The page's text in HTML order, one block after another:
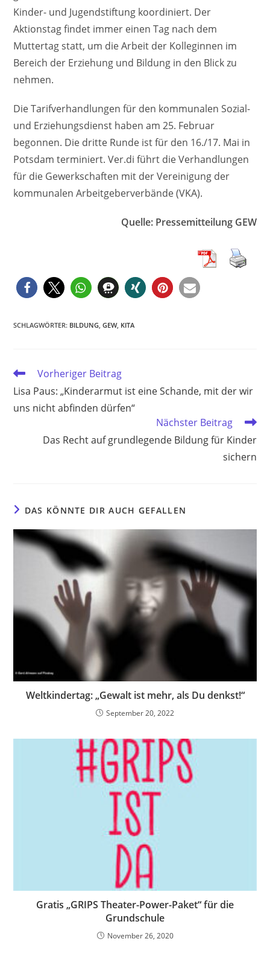
Kinder- und Jugendstiftung koordiniert. Der
Aktionstag findet immer einen Tag nach dem
Muttertag statt, um die Arbeit der Kolleginnen im
Bereich der Erziehung und Bildung in den Blick zu
nehmen.
Die Tarifverhandlungen für den kommunalen Sozial-
und Erziehungsdienst haben am 25. Februar
begonnen. Die dritte Runde ist für den 16./17. Mai in
Potsdam terminiert. Ver.di führt die Verhandlungen
für die Gewerkschaften mit der Vereinigung der
kommunalen Arbeitgeberverbände (VKA).
Quelle: Pressemitteilung GEW
SCHLAGWÖRTER: BILDUNG GEW, KITA
Weitere
ansehen
Vorheriger Beitrag
Lisa Paus: „Kinderarmut ist eine Schande, mit der wir
uns nicht abfinden dürfen“
Nächster Beitrag
Das Recht auf grundlegende Bildung für Kinder
sichern
DAS KÖNNTE DIR AUCH GEFALLEN
Weltkindertag: „Gewalt ist mehr, als Du denkst!“
September 20, 2022
Gratis „GRIPS Theater-Power-Paket“ für die
Grundschule
November 26, 2020